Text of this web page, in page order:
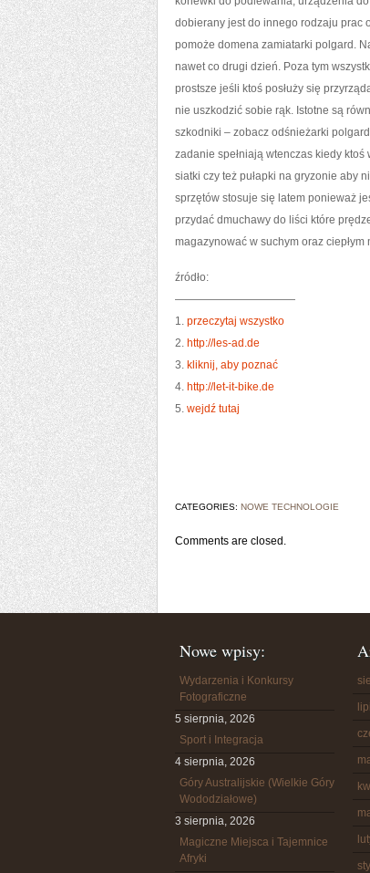
dobierany jest do innego rodzaju prac
pomoże domena zamiatarki polgard.
nawet co drugi dzień. Poza tym
prostsze jeśli ktoś posłuży się
nie uszkodzić sobie rąk. Istotne są
szkodniki – zobacz odśnieżarki
zadanie spełniają wtenczas kiedy
siatki czy też pułapki na gryzonie aby
sprzętów stosuje się latem ponieważ
przydać dmuchawy do liści które
magazynować w suchym oraz
źródło:
———————————
1. przeczytaj wszystko
2. http://les-ad.de
3. kliknij, aby poznać
4. http://let-it-bike.de
5. wejdź tutaj
CATEGORIES: NOWE TECHNOLOGIE
Comments are closed.
Nowe wpisy:
Wydarzenia i Konkursy
Fotograficzne
5 sierpnia, 2026
Sport i Integracja
4 sierpnia, 2026
Góry Australijskie (Wielkie Góry
Wododziałowe)
3 sierpnia, 2026
Magiczne Miejsca i Tajemnice
Afryki